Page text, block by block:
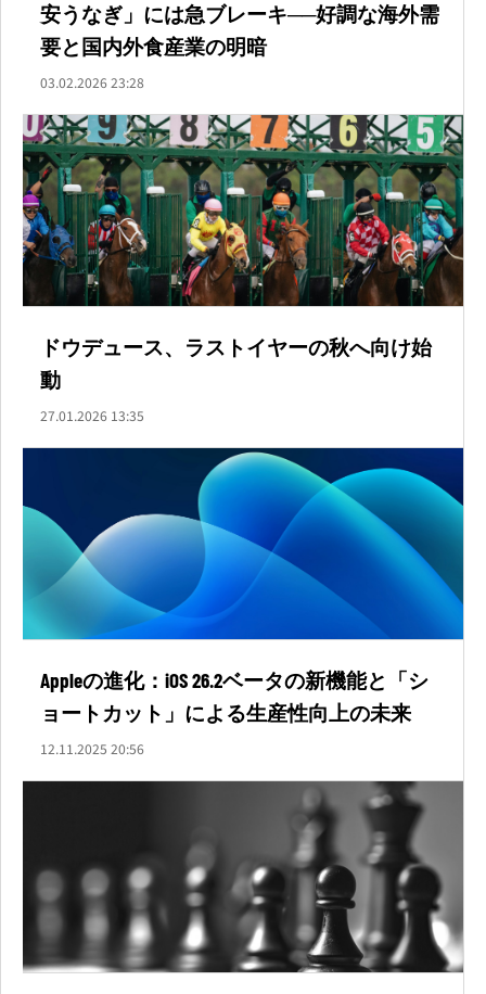
安うなぎ」には急ブレーキ──好調な海外需
要と国内外食産業の明暗
03.02.2026 23:28
ドウデュース、ラストイヤーの秋へ向け始
動
27.01.2026 13:35
Appleの進化：iOS 26.2ベータの新機能と「シ
ョートカット」による生産性向上の未来
12.11.2025 20:56